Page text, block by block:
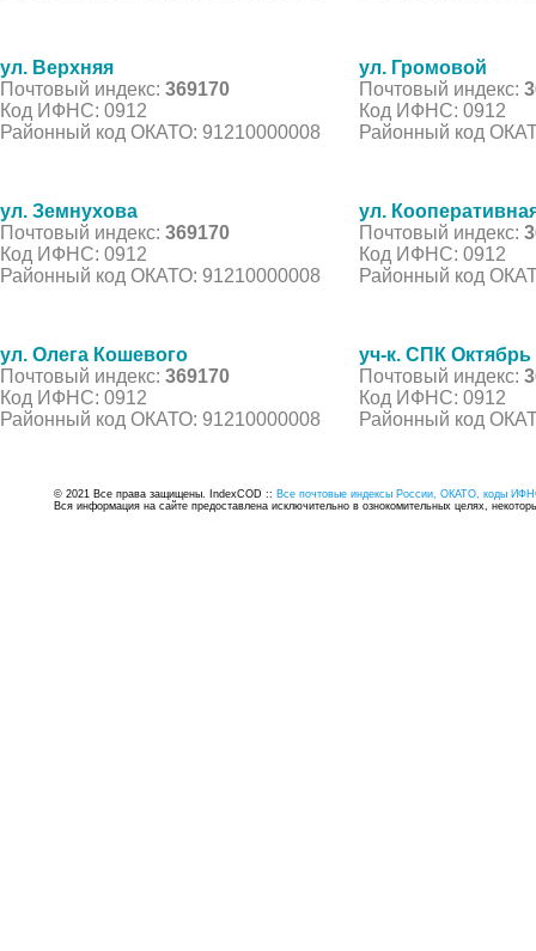
ул. Верхняя
Почтовый индекс: 369170
Код ИФНС: 0912
Районный код ОКАТО: 91210000008
ул. Громовой
Почтовый индекс:
Код ИФНС: 0912
Районный код
ул. Земнухова
Почтовый индекс: 369170
Код ИФНС: 0912
Районный код ОКАТО: 91210000008
ул.
Почтовый индекс:
Код ИФНС: 0912
Районный код
ул. Олега Кошевого
Почтовый индекс: 369170
Код ИФНС: 0912
Районный код ОКАТО: 91210000008
уч-к. СПК Октябрь
Почтовый индекс:
Код ИФНС: 0912
Районный код
© 2021 Все права защищены. IndexCOD :: Все почтовые индексы России, ОКАТО, коды
Вся информация на сайте предоставлена исключительно в ознокомительных целях,